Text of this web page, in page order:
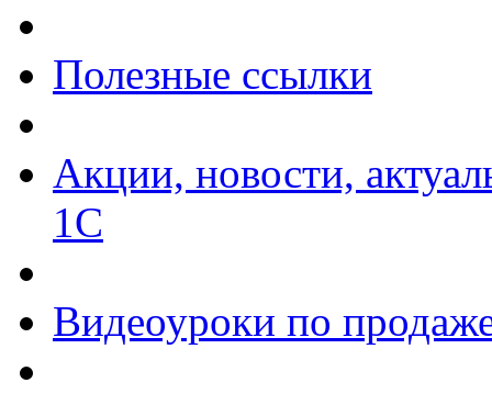
Полезные ссылки
Акции, новости,
1С
Видеоуроки по